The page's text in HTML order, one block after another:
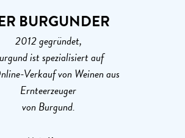
BURGUNDER
2012 gegründet,
ist spezialisiert auf
Verkauf von Weinen aus
Ernteerzeuger
von Burgund.